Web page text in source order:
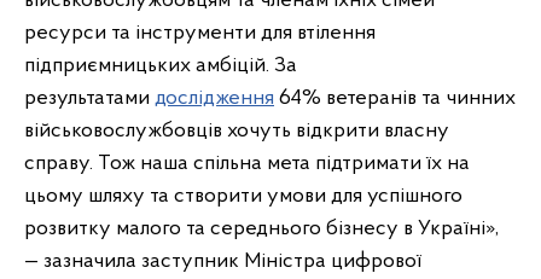
ресурси та інструменти для втілення
підприємницьких амбіцій. За
результатами дослідження 64% ветеранів та чинних
військовослужбовців хочуть відкрити власну
справу. Тож наша спільна мета підтримати їх на
цьому шляху та створити умови для успішного
розвитку малого та середнього бізнесу в Україні»,
— зазначила заступник Міністра цифрової